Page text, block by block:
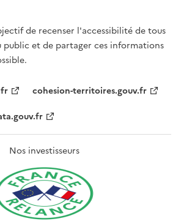
de recenser l'accessibilité de tous
public et de partager ces informations
cohesion-territoires.gouv.fr
Nos investisseurs